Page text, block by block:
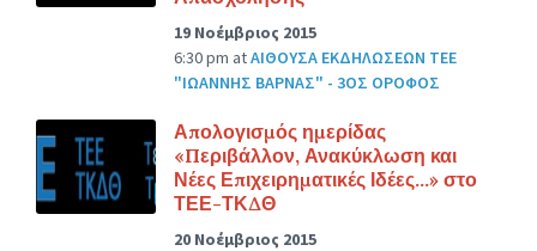
19 Νοέμβριος 2015
6:30 pm atΑΙΘΟΥΣΑ ΕΚΔΗΛΩΣΕΩΝ ΤΕΕ
"ΙΩΑΝΝΗΣ ΒΑΡΝΑΣ" - 3ΟΣ ΟΡΟΦΟΣ
Απολογισμός ημερίδας
«Περιβάλλον, Ανακύκλωση και
Νέες Επιχειρηματικές Ιδέες…» στο
ΤΕΕ-ΤΚΔΘ
20 Νοέμβριος 2015